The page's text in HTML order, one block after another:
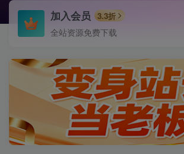
加入会员 3.3折
全站资源免费下载